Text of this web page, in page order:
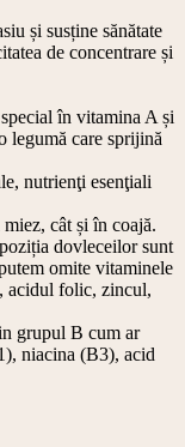
și susține sănătate
de concentrare și
în vitamina A și
legumă care sprijină
nutrienţi esenţiali
cât și în coajă.
dovleceilor sunt
omite vitaminele
acidul folic, zincul,
grupul B cum ar
niacina (B3), acid